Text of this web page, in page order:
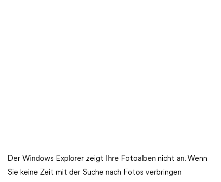
Der Windows Explorer zeigt Ihre Fotoalben nicht an. Wenn
Sie keine Zeit mit der Suche nach Fotos verbringen